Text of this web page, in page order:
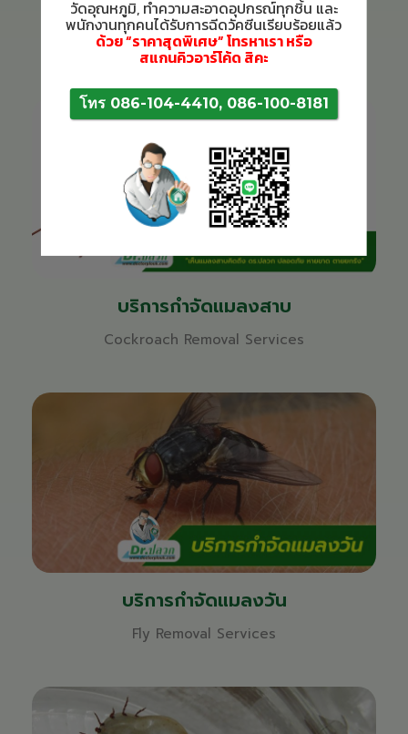
บริการกำจัดหนู
Rats Removal Services
บริการกำจัดแมลงสาบ
Cockroach Removal Services
บริการกำจัดแมลงวัน
Fly Removal Services
วัดอุณหภูมิ, ทำความสะอาดอุปกรณ์ทุกชิ้น และ
พนักงานทุกคนได้รับการฉีดวัคซีนเรียบร้อยแล้ว
ด้วย “ราคาสุดพิเศษ”โทรหาเราหรือ
สแกนคิวอาร์โค้ด สิคะ
โทร 086-104-4410, 086-100-8181